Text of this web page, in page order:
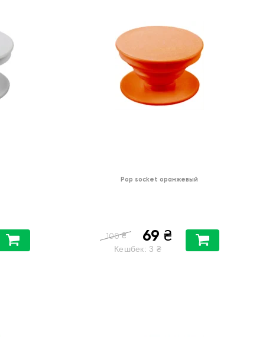
Pop socket оранжевый
100 ₴ 69 ₴
Кешбек: 3 ₴